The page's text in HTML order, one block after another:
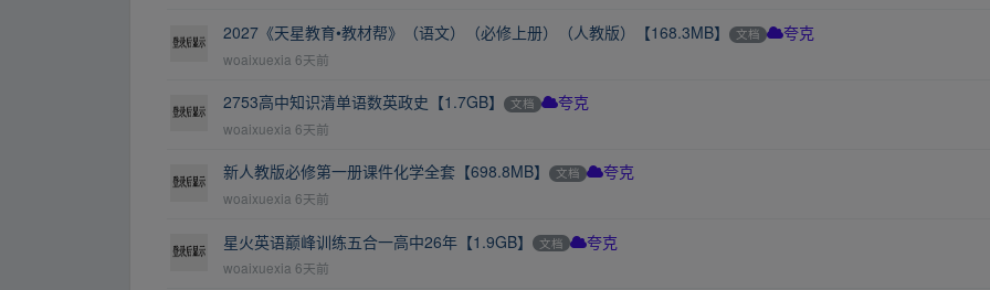
2027《天星教育•教材帮》（语文）（必修上册）（人教版）【168.3MB】 文档 夸克
woaixuexia 6天前
2753高中知识清单语数英政史【1.7GB】 文档 夸克
woaixuexia 6天前
新人教版必修第一册课件化学全套【698.8MB】 文档 夸克
woaixuexia 6天前
星火英语巅峰训练五合一高中26年【1.9GB】 文档 夸克
woaixuexia 6天前